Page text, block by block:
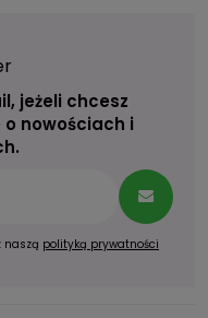
jeżeli chcesz
nowościach i
naszą polityką prywatności